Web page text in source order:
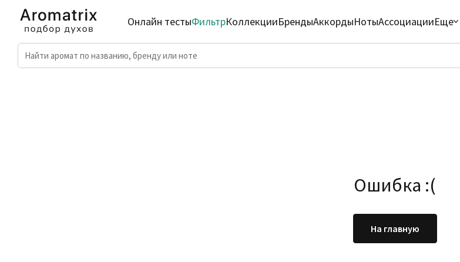
Онлайн тестыФильтрКоллекцииБрендыАккордыНотыАссоциацииЕще
Ошибка :(
На главную